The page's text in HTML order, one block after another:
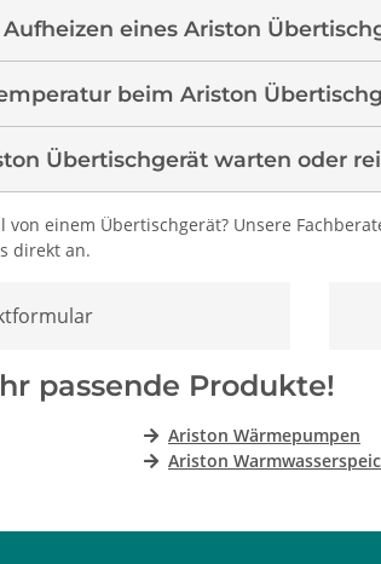
eines Ariston
beim Ariston
Übertischgerät warten oder
von einem Übertischgerät? Unsere
direkt an.
passende Produkte!
Ariston Wärmepumpen
Ariston